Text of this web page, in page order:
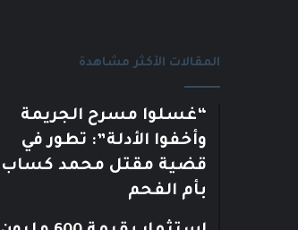
المقالات الأكثر مشاهدة
“غسلوا مسرح الجريمة
وأخفوا الأدلة”: تطور في
قضية مقتل محمد كساب
بأم الفحم